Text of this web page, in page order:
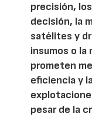
precisión,
decisión, la
satélites y
insumos o la
prometen
eficiencia y
pesar de la